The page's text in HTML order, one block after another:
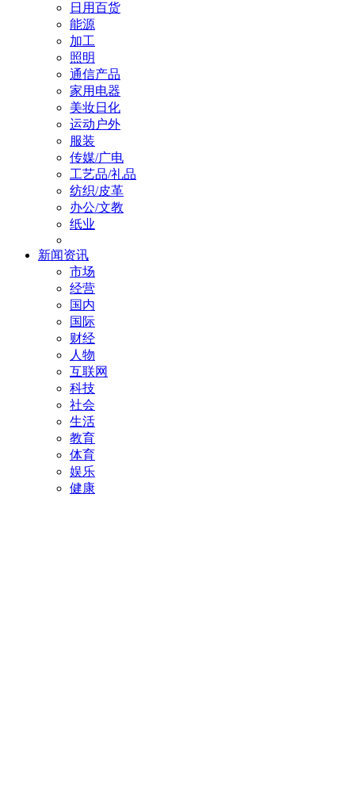
日用百货
能源
加工
照明
通信产品
家用电器
美妆日化
运动户外
服装
传媒/广电
工艺品/礼品
纺织/皮革
办公/文教
纸业
新闻资讯
市场
经营
国内
国际
财经
人物
互联网
科技
社会
生活
教育
体育
娱乐
健康